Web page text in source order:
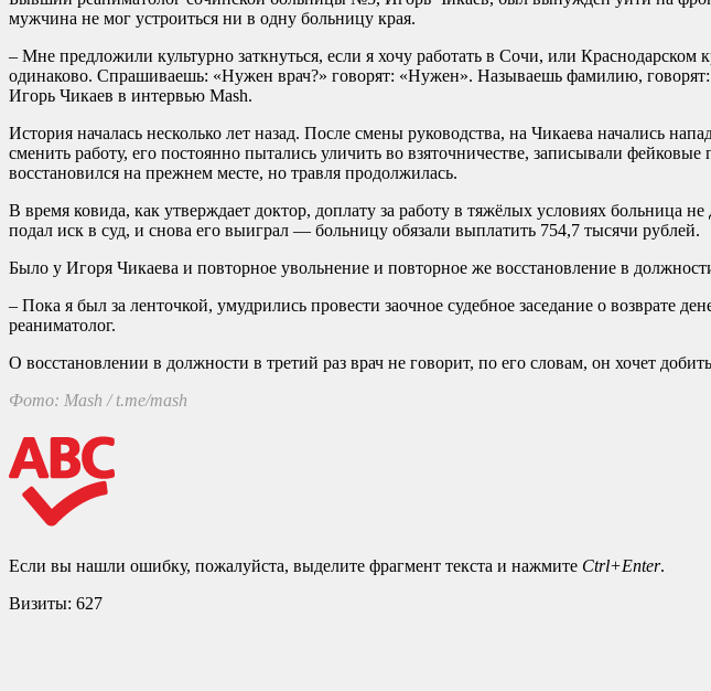
мужчина не мог устроиться ни в одну больницу края.
– Мне предложили культурно заткнуться, если я хочу работать в Сочи, или
одинаково. Спрашиваешь: «Нужен врач?» говорят: «Нужен». Называешь фамилию,
Игорь Чикаев в интервью Mash.
История началась несколько лет назад. После смены руководства, на Чикаева начались
сменить работу, его постоянно пытались уличить во взяточничестве, записывали
восстановился на прежнем месте, но травля продолжилась.
В время ковида, как утверждает доктор, доплату за работу в тяжёлых условиях больница
подал иск в суд, и снова его выиграл — больницу обязали выплатить 754,7 тысячи рублей.
Было у Игоря Чикаева и повторное увольнение и повторное же восстановление в
– Пока я был за ленточкой, умудрились провести заочное судебное заседание о возврате
реаниматолог.
О восстановлении в должности в третий раз врач не говорит, по его словам, он хочет
Фото: Mash / t.me/mash
Если вы нашли ошибку, пожалуйста, выделите фрагмент текста и нажмите Ctrl+Enter.
Визиты: 627